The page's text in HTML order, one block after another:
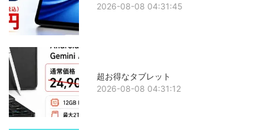
2026-08-08 04:31:45
超お得なタブレット
2026-08-08 04:31:12